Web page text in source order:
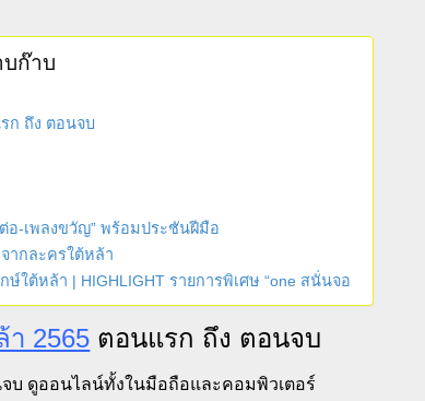
บก๊าบ
ก ถึง ตอนจบ
อ-เพลงขวัญ” พร้อมประชันฝีมือ
จากละครใต้หล้า
ใต้หล้า | HIGHLIGHT รายการพิเศษ “one สนั่นจอ
า 2565 ตอนแรก ถึง ตอนจบ
จบ ดูออนไลน์ทั้งในมือถือและคอมพิวเตอร์